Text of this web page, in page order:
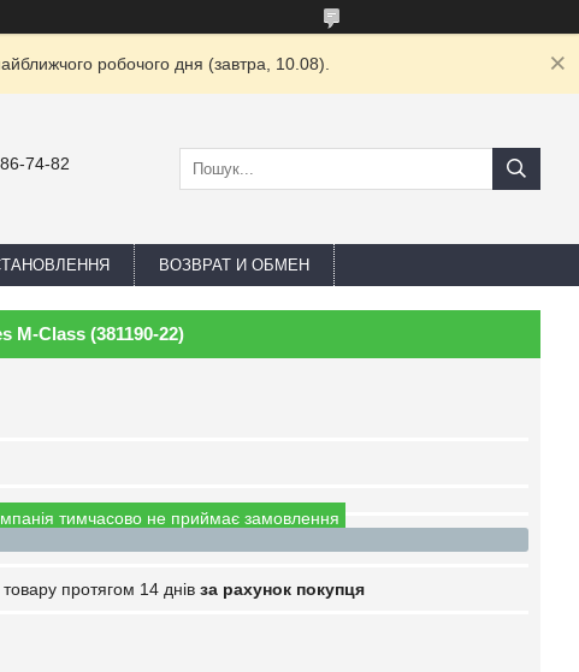
робочого дня (завтра, 10.08).
74-82
ВОЗВРАТ И ОБМЕН
M-Class (381190-22)
тимчасово не приймає замовлення
протягом 14 днів за рахунок покупця